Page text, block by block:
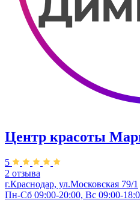
Центр красоты
5
2 отзыва
г.Краснодар, ул.Московская 79/1
Пн-Сб 09:00-20:00, Вс 09:00-